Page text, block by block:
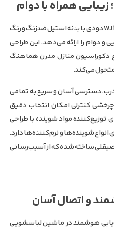
همراه با دوام
ماشین لباسشویی ال جی WJ1408MTG دودی با بدنه استیل ضدزنگ و رنگ
و دوام را ارائه می‌دهد. این طراحی
دکوراسیون منازل مدرن هماهنگ
می‌کند.
دسترسی آسان و سریع به تمامی
کنترلی امکان انتخاب دقیق
مواد شوینده با طراحی
شوینده‌ها و نرم‌کننده‌ها دارد.
ساخته شده که از آسیب‌رسانی
و اتصال آسان
هوشمند در ماشین لباسشویی